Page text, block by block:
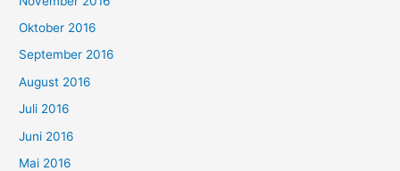
Oktober 2016
September 2016
August 2016
Juli 2016
Juni 2016
Mai 2016